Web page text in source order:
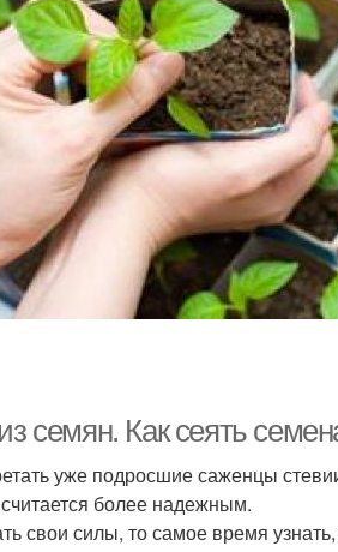
семян. Как сеять
уже подросшие саженцы
более надежным.
свои силы, то самое время